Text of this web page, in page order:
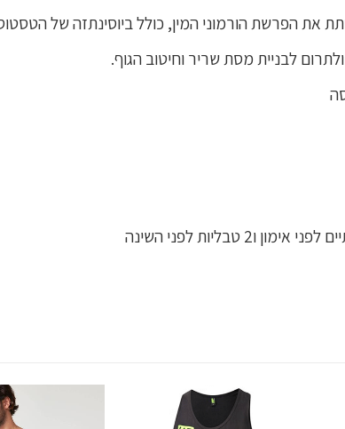
את הפרשת הורמוני המין, כולל ביוסינתזה של
לבניית מסת שריר וחיטוב הגוף.